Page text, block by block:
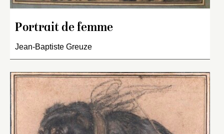
Portrait de femme
Jean-Baptiste Greuze